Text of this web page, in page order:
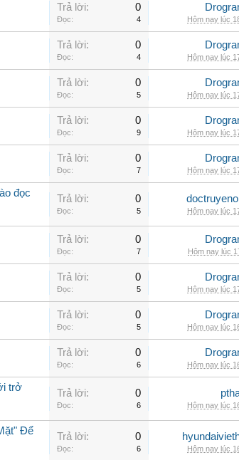
Trả lời: 0
Đọc: 4 Hôm nay lúc
Trả lời: 0
Đọc: 4 Hôm nay lúc
Trả lời: 0
Đọc: 5 Hôm nay lúc
Trả lời: 0
Đọc: 9 Hôm nay lúc
Trả lời: 0
Đọc: 7 Hôm nay lúc
đọc
Trả lời: 0
Đọc: 5 Hôm nay lúc
Trả lời: 0
Đọc: 7 Hôm nay lúc
Trả lời: 0
Đọc: 5 Hôm nay lúc
Trả lời: 0
Đọc: 5 Hôm nay lúc
Trả lời: 0
Đọc: 6 Hôm nay lúc
trở
Trả lời: 0
Đọc: 6 Hôm nay lúc
Để
Trả lời: 0
Đọc: 6 Hôm nay lúc